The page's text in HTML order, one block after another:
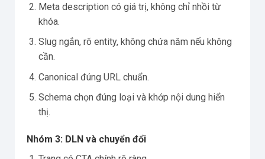
Meta description có giá trị, không chỉ nhồi từ
khóa.
Slug ngắn, rõ entity, không chứa năm nếu không
cần.
Canonical đúng URL chuẩn.
Schema chọn đúng loại và khớp nội dung hiển
thị.
Nhóm 3: DLN và chuyển đổi